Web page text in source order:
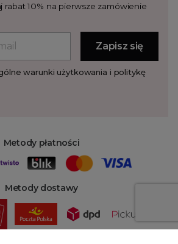
Metody płatności
Metody dostawy
rabat 10% na pierwsze zamówienie
warunki użytkowania i politykę